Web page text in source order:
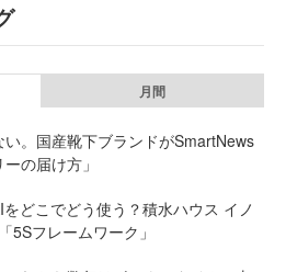
月間
。国産靴下ブランドがSmartNews
の届け方」
どこでどう使う？積水ハウス イノ
5Sフレームワーク」